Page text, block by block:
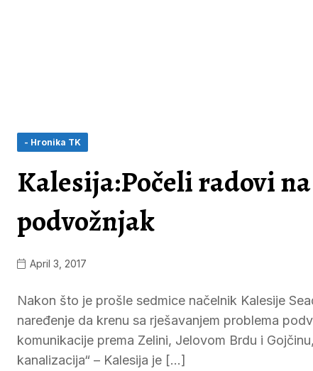
- Hronika TK
Kalesija:Počeli radovi
podvožnjak
April 3, 2017
Nakon što je prošle sedmice načelnik Kalesije
naređenje da krenu sa rješavanjem problema
komunikacije prema Zelini, Jelovom Brdu i
kanalizacija“ – Kalesija je […]